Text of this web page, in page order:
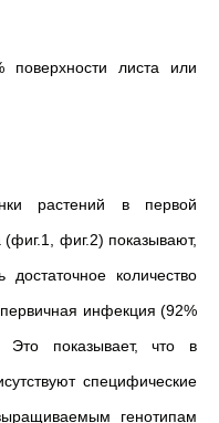
листа или
растений в первой
фиг.2) показывают,
количество
инфекция (92%
Это показывает, что в
специфические
генотипам